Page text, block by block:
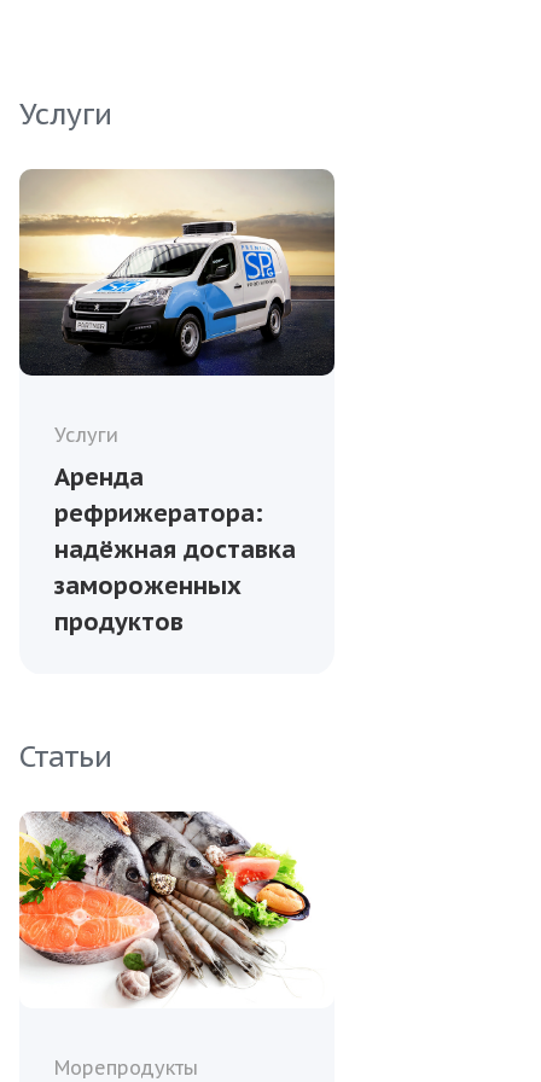
Услуги
Услуги
Аренда
рефрижератора:
надёжная доставка
замороженных
продуктов
Статьи
Морепродукты